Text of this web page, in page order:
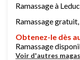
Ramassage à
Ramassage
Obtenez-le dès
Ramassage
Voir d'autres